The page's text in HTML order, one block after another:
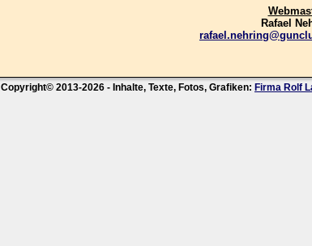
Rafael
Copyright© 2013-2026 - Inhalte, Texte, Fotos, Grafiken: Firma Rolf